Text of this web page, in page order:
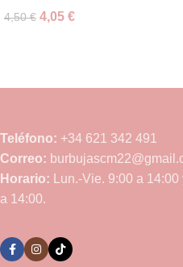
4,50€ 4,05 €
Teléfono: +34 621 342 491
Correo:
Horario: Lun.-Vie. 9:00 a
a 14:00.